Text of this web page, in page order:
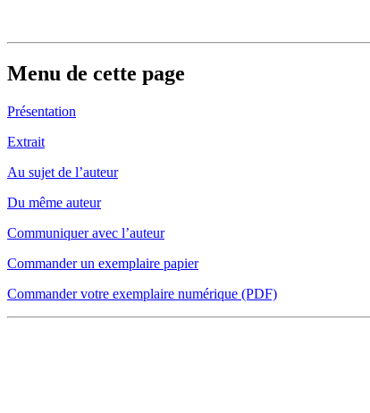
Menu de cette page
Présentation
Extrait
Au sujet de l’auteur
Du même auteur
Communiquer avec l’auteur
Commander un exemplaire papier
Commander votre exemplaire numérique (PDF)